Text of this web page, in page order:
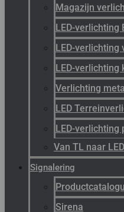
Magazijn
LED-verlichting
LED-verlichting
LED-verlichting
Verlichting
LED
LED-verlichting
Van TL naar LED
Signalering
Sirena